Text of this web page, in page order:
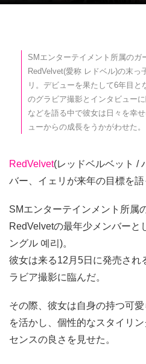
SMエンターテイメント所属のガ
RedVelvet(愛称 レドベル)の末っ
リ。デビューを果たして6年目
のグラビア撮影とインタビュー
などを語る中で彼女は日々を幸
ューからの成長をうかがわせた。
RedVelvet(レッドベルベット /
バー、イェリが来年の目標を語
SMエンターテインメント所属
RedVelvetの最年少メンバーと
ングル 예리)。
彼女は来る12月5日に発売され
ラビア撮影に臨んだ。
その際、彼女は自身の持つ可
を活かし、個性的なスタイリ
センスの良さを見せた。